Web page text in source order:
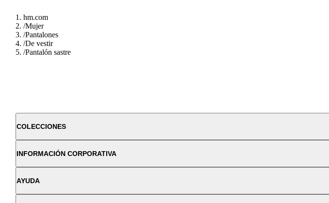
hm.com
/Mujer
/Pantalones
/De vestir
/Pantalón sastre
COLECCIONES
INFORMACIÓN CORPORATIVA
AYUDA